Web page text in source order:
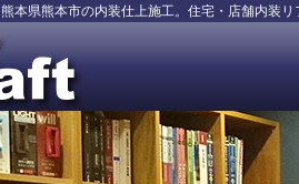
熊本県熊本市の内装仕上施工。住宅・店舗内装